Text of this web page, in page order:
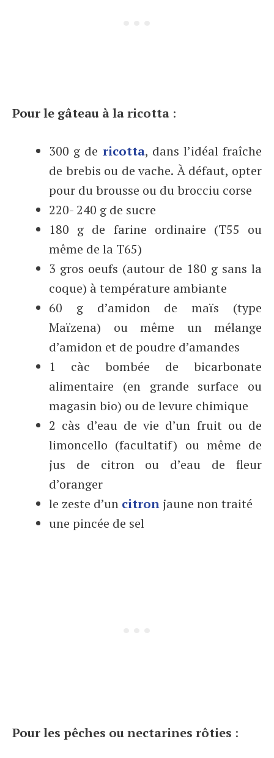
Pour le gâteau à la ricotta :
300 g de ricotta, dans l’idéal fraîche
de brebis ou de vache. À défaut, opter
pour du brousse ou du brocciu corse
220- 240 g de sucre
180 g de farine ordinaire (T55 ou
même de la T65)
3 gros oeufs (autour de 180 g sans la
coque) à température ambiante
60 g d’amidon de maïs (type
Maïzena) ou même un mélange
d’amidon et de poudre d’amandes
1 càc bombée de bicarbonate
alimentaire (en grande surface ou
magasin bio) ou de levure chimique
2 càs d’eau de vie d’un fruit ou de
limoncello (facultatif) ou même de
jus de citron ou d’eau de fleur
d’oranger
le zeste d’un citron jaune non traité
une pincée de sel
Pour les pêches ou nectarines rôties :